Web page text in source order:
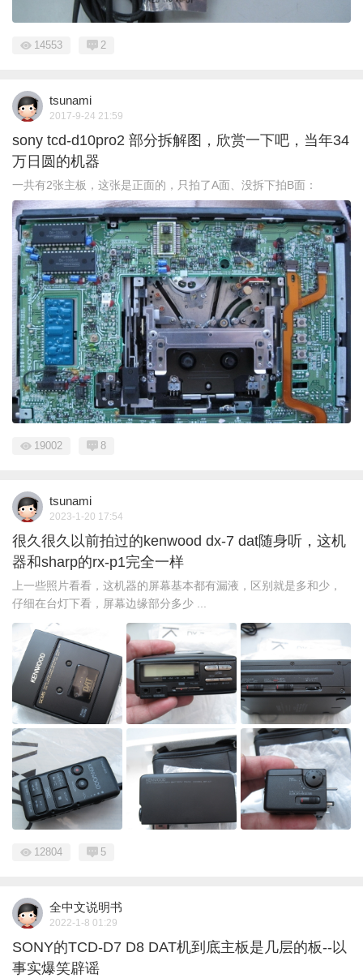
14553 2
tsunami
2017-9-24 21:59
sony tcd-d10pro2 部分拆解图，欣赏一下吧，当年34
万日圆的机器
一共有2张主板，这张是正面的，只拍了A面、没拆下拍B面：
19002 8
tsunami
2023-1-20 17:54
很久很久以前拍过的kenwood dx-7 dat随身听，这机
器和sharp的rx-p1完全一样
上一些照片看看，这机器的屏幕基本都有漏液，区别就是多和少，
仔细在台灯下看，屏幕边缘部分多少 ...
12804 5
全中文说明书
2022-1-8 01:29
SONY的TCD-D7 D8 DAT机到底主板是几层的板--以
事实爆笑辟谣